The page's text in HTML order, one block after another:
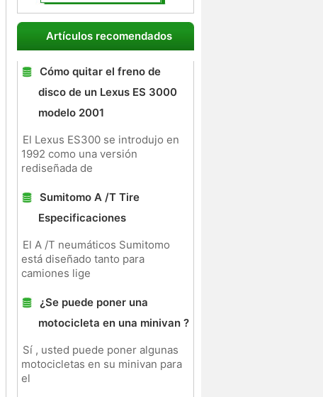
Artículos recomendados
Cómo quitar el freno de
disco de un Lexus ES 3000
modelo 2001
El Lexus ES300 se introdujo en
1992 como una versión
rediseñada de
Sumitomo A /T Tire
Especificaciones
El A /T neumáticos Sumitomo
está diseñado tanto para
camiones lige
¿Se puede poner una
motocicleta en una minivan ?
Sí , usted puede poner algunas
motocicletas en su minivan para
el